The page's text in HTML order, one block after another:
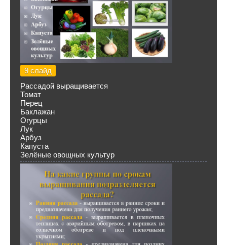
9 слайд
Рассадой выращивается
Томат
Перец
Баклажан
Огурцы
Лук
Арбуз
Капуста
Зелёные овощных культур